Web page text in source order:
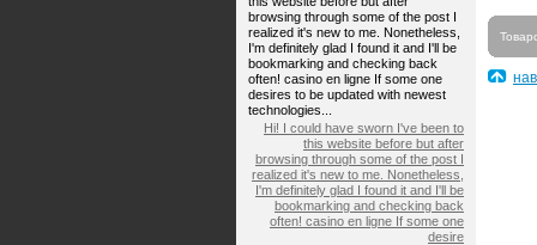
browsing through some of the post I
realized it's new to me. Nonetheless,
I'm definitely glad I found it and I'll be
bookmarking and checking back
often! casino en ligne If some one
desires to be updated with newest
technologies...
Hi! I could have sworn I've been to
this website before but after
browsing through some of the post I
realized it's new to me. Nonetheless,
I'm definitely glad I found it and I'll be
bookmarking and checking back
often! casino en ligne If some one
desire